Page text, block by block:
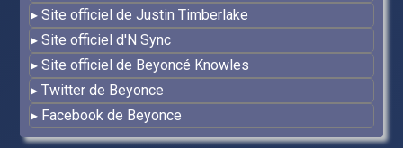
Site officiel de Justin Timberlake
Site officiel d'N Sync
Site officiel de Beyoncé Knowles
Twitter de Beyonce
Facebook de Beyonce